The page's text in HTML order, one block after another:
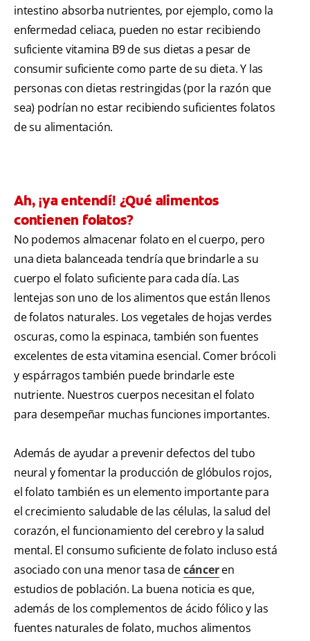
intestino absorba nutrientes, por ejemplo, como la
enfermedad celiaca, pueden no estar recibiendo
suficiente vitamina B9 de sus dietas a pesar de
consumir suficiente como parte de su dieta. Y las
personas con dietas restringidas (por la razón que
sea) podrían no estar recibiendo suficientes folatos
de su alimentación.
Ah, ¡ya entendí! ¿Qué alimentos
contienen folatos?
No podemos almacenar folato en el cuerpo, pero
una dieta balanceada tendría que brindarle a su
cuerpo el folato suficiente para cada día. Las
lentejas son uno de los alimentos que están llenos
de folatos naturales. Los vegetales de hojas verdes
oscuras, como la espinaca, también son fuentes
excelentes de esta vitamina esencial. Comer brócoli
y espárragos también puede brindarle este
nutriente. Nuestros cuerpos necesitan el folato
para desempeñar muchas funciones importantes.
Además de ayudar a prevenir defectos del tubo
neural y fomentar la producción de glóbulos rojos,
el folato también es un elemento importante para
el crecimiento saludable de las células, la salud del
corazón, el funcionamiento del cerebro y la salud
mental. El consumo suficiente de folato incluso está
asociado con una menor tasa decánceren
estudios de población. La buena noticia es que,
además de los complementos de ácido fólico y las
fuentes naturales de folato, muchos alimentos